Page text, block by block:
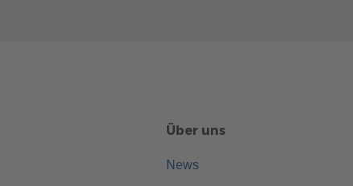
Über uns
News